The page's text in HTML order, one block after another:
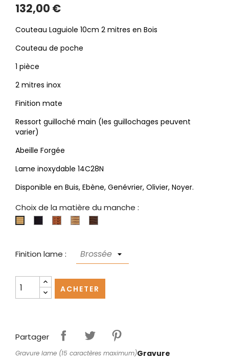
132,00 €
Couteau Laguiole 10cm 2 mitres en Bois
Couteau de poche
1 pièce
2 mitres inox
Finition mate
Ressort guilloché main (les guillochages peuvent
varier)
Abeille Forgée
Lame inoxydable 14C28N
Disponible en Buis, Ebène, Genévrier, Olivier, Noyer.
Choix de la matière du manche :
Buis EbèneGenévrier
Olivier
Finition lame :
ACHETER
Partager
Gravure
Gravure lame (15 caractères maximum)